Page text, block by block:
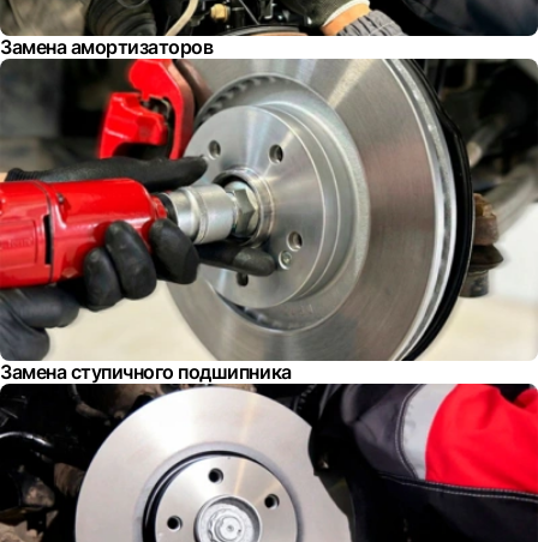
Замена амортизаторов
Замена ступичного подшипника